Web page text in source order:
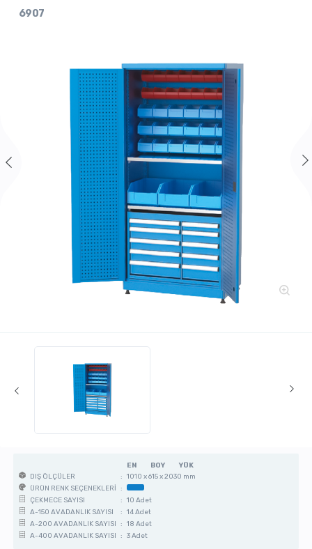
6907
EN BOY
YÜK
DIŞ ÖLÇÜLER
: 1010 x 615 x 2030 mm
ÜRÜN RENK SEÇENEKLERİ :
ÇEKMECE SAYISI
: 10 Adet
A-150 AVADANLIK SAYISI
: 14 Adet
A-200 AVADANLIK SAYISI : 18 Adet
A-400 AVADANLIK SAYISI : 3 Adet